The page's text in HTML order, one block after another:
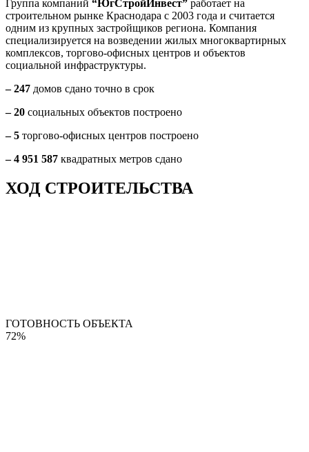
Группа компаний “ЮгСтройИнвест” работает на
строительном рынке Краснодара с 2003 года и считается
одним из крупных застройщиков региона. Компания
специализируется на возведении жилых многоквартирных
комплексов, торгово-офисных центров и объектов
социальной инфраструктуры.
– 247 домов сдано точно в срок
– 20 социальных объектов построено
– 5 торгово-офисных центров построено
– 4 951 587 квадратных метров сдано
ХОД СТРОИТЕЛЬСТВА
ГОТОВНОСТЬ ОБЪЕКТА
72%